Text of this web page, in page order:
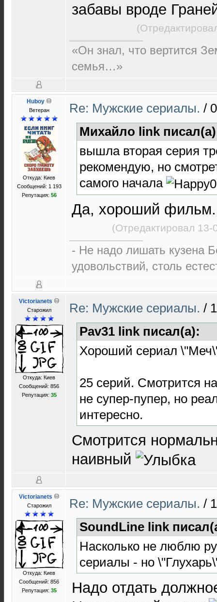
забавы вроде
«Он знал, что вертится
семья…»
Huboy
Ветеран
Откуда: Киев
Сообщений: 1 193
Репутация: 56
Re: Мужские сериалы. /
Михайло link
вышла вторая серия
рекомендую, но
самого начала
Да, хороший фильм.
(Отредактировал
- Не надо лишать кузена
удовольствий, столь
Victorianets
Старожил
Откуда: Киев
Сообщений: 856
Репутация: 35
Re: Мужские сериалы. /
Pav31 link писал(а):
Хороший сериал
25 серий. Смотрится
не супер-пупер, но
интересно.
Смотрится
наивный
Victorianets
Старожил
Откуда: Киев
Сообщений: 856
Репутация: 35
Re: Мужские сериалы. /
SoundLine link
Насколько не люблю
сериалы - но
Надо отдать